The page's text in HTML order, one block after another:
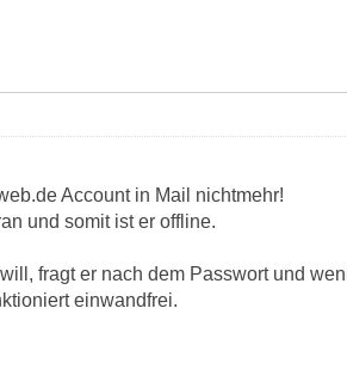
Account in Mail nichtmehr!
und somit ist er offline.
fragt er nach dem Passwort und
einwandfrei.